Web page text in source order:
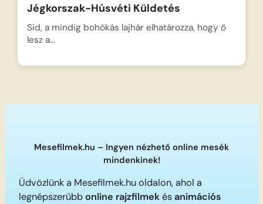
Jégkorszak-Húsvéti Küldetés
Sid, a mindig bohókás lajhár elhatározza, hogy ő
lesz a…
Mesefilmek.hu – Ingyen nézhető online mesék
mindenkinek!
Üdvözlünk a Mesefilmek.hu oldalon, ahol a
legnépszerűbbonline rajzfilmekésanimációs